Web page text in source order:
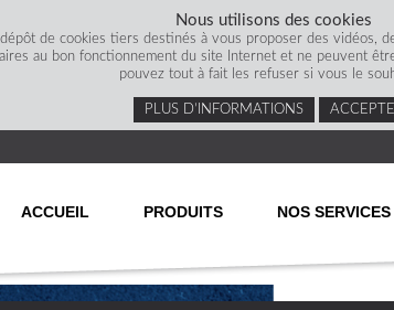
Nous utilisons des cookies
de cookies tiers destinés à vous proposer des vidéos,
au bon fonctionnement du site Internet et ne peuvent
pouvez tout à fait les refuser si vous le
PLUS D’INFORMATIONS
ACCUEIL PRODUITS NOS SERVICES